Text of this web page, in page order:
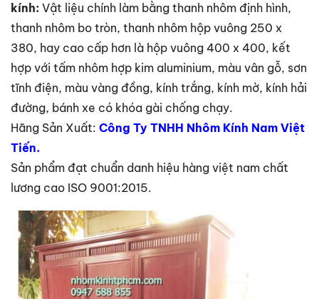
kính: Vật liệu chính làm bằng thanh nhôm định hình,
thanh nhôm bo tròn, thanh nhôm hộp vuông 250 x
380, hay cao cấp hơn là hộp vuông 400 x 400, kết
hợp với tấm nhôm hợp kim aluminium, màu vân gỗ, sơn
tĩnh điện, màu vàng đồng, kính trắng, kính mờ, kính hải
đường, bánh xe có khóa gài chống chạy.
Hãng Sản Xuất: Công Ty TNHH Nhôm Kính Nam Việt
Tiến.
Sản phẩm đạt chuẩn danh hiệu hàng việt nam chất
lương cao ISO 9001:2015.